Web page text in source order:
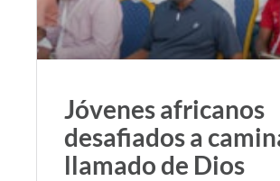
Jóvenes africanos
desafiados a
llamado de Dios